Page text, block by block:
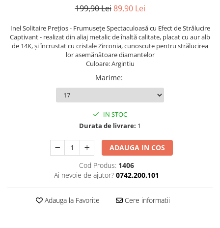
199,90 Lei 89,90 Lei
Inel Solitaire Prețios - Frumusețe Spectaculoasă cu Efect de Strălucire
Captivant - realizat din aliaj metalic de înaltă calitate, placat cu aur alb
de 14K, și încrustat cu cristale Zirconia, cunoscute pentru strălucirea
lor asemănătoare diamantelor
Culoare: Argintiu
Marime:
IN STOC
Durata de livrare: 1
ADAUGA IN COS
Cod Produs: 1406
Ai nevoie de ajutor? 0742.200.101
Adauga la Favorite Cere informatii